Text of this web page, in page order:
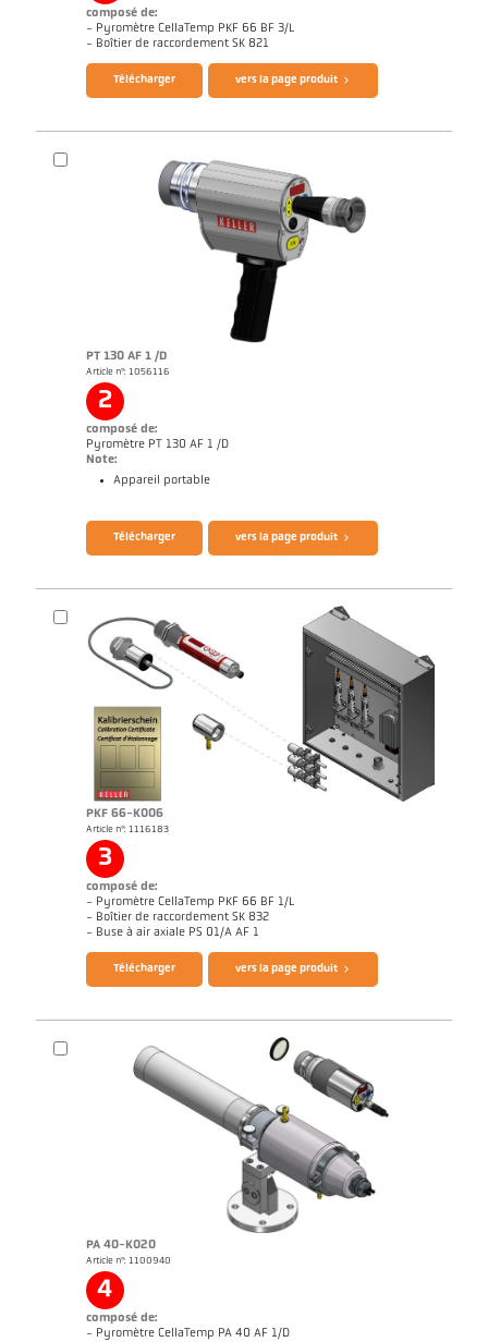
composé de:
- Pyromètre CellaTemp PKF 66 BF 3/L
- Boîtier de raccordement SK 821
Brochure CellaTemp PK PKF PKL Questionnaire thermomètres infrarouges
Télécharger vers la page produit
PT 130 AF 1 /D
Article n°: 1056116
2
composé de:
Pyromètre PT 130 AF 1 /D
Note:
Appareil portable
Brochure CellaPort PT
Télécharger vers la page produit
PKF 66-K006
Article n°: 1116183
3
composé de:
- Pyromètre CellaTemp PKF 66 BF 1/L
- Boîtier de raccordement SK 832
- Buse à air axiale PS 01/A AF 1
Brochure CellaTemp PK PKF PKL Questionnaire thermomètres infrarouges
Télécharger vers la page produit
PA 40-K020
Article n°: 1100940
4
composé de:
- Pyromètre CellaTemp PA 40 AF 1/D